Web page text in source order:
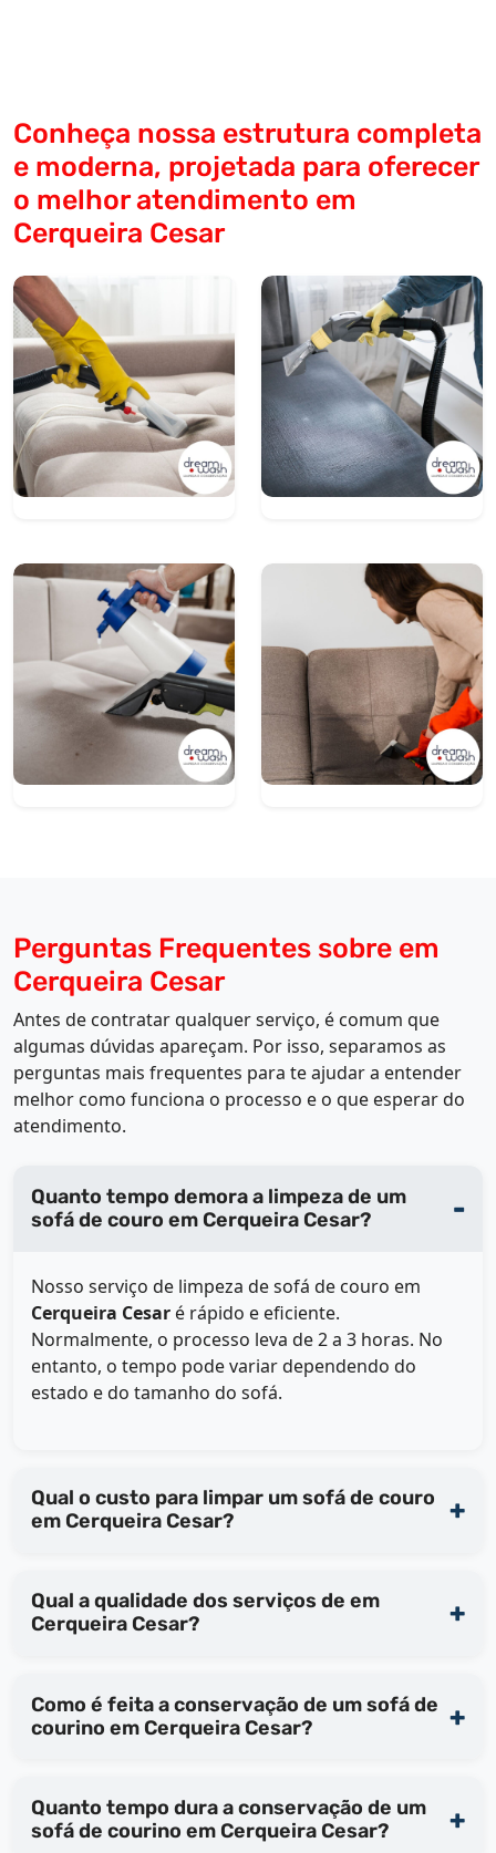
Conheça nossa estrutura completa
e moderna, projetada para oferecer
o melhor atendimento em
Cerqueira Cesar
Perguntas Frequentes sobre em
Cerqueira Cesar
Antes de contratar qualquer serviço, é comum que
algumas dúvidas apareçam. Por isso, separamos as
perguntas mais frequentes para te ajudar a entender
melhor como funciona o processo e o que esperar do
atendimento.
Quanto tempo demora a limpeza de um
sofá de couro em Cerqueira Cesar?
Nosso serviço de limpeza de sofá de couro em
Cerqueira Cesar é rápido e eficiente.
Normalmente, o processo leva de 2 a 3 horas. No
entanto, o tempo pode variar dependendo do
estado e do tamanho do sofá.
Qual o custo para limpar um sofá de couro
em Cerqueira Cesar?
Qual a qualidade dos serviços de em
Cerqueira Cesar?
Como é feita a conservação de um sofá de
courino em Cerqueira Cesar?
Quanto tempo dura a conservação de um
sofá de courino em Cerqueira Cesar?